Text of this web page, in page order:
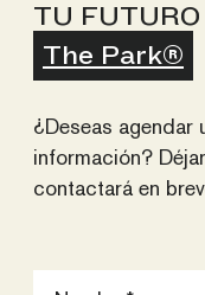
TU FUTURO
The Park®
¿Deseas agendar
información?
contactará en